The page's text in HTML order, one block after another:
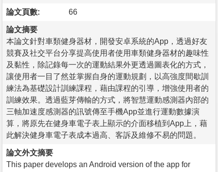
論文頁數: 66
論文摘要
本論文針對車類健身器材，開發安卓系統的App，透過好友
競賽及社交平台分享提高使用者使用車類健身器材的趣味性
及黏性，除記錄每一次的運動結果外更透過圖表化的方式，
讓使用者一目了然並掌握自身的運動規劃，以高強度間歇訓
練法為基礎設計訓練課程，藉由課程的引導，增強使用者的
訓練效果。透過藍芽傳輸的方式，將智慧運動感測器內部的
三軸加速度感測器的訊號傳至手機App並進行運動數據演
算，將原先在健身車電子表上顯示的介面移植到App上，藉
此解決健身車電子表成本過高、客訴及維修不易的問題。
論文外文摘要
This paper develops an Android version of the app for